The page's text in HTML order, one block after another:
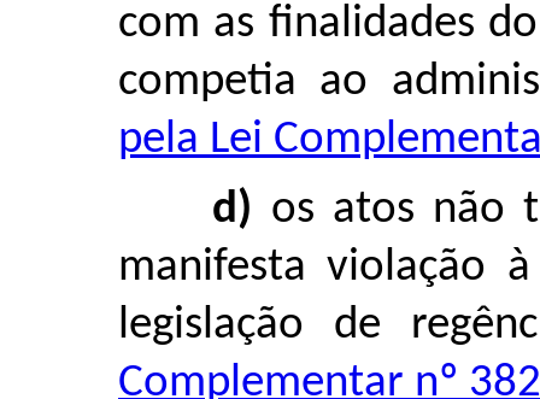
com as finalidades
competia ao
pela Lei
d) os atos não
manifesta violação
legislação de
Complementar nº